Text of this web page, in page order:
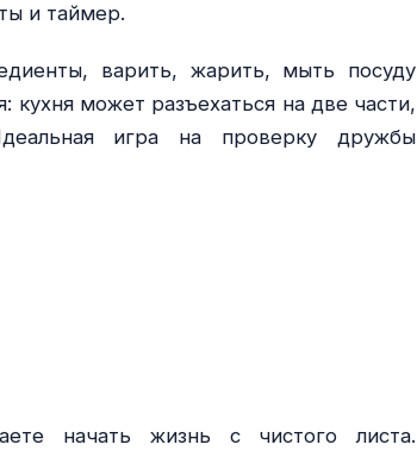
и таймер.
варить, жарить, мыть посуду
кухня может разъехаться на две части,
игра на проверку дружбы
начать жизнь с чистого листа.